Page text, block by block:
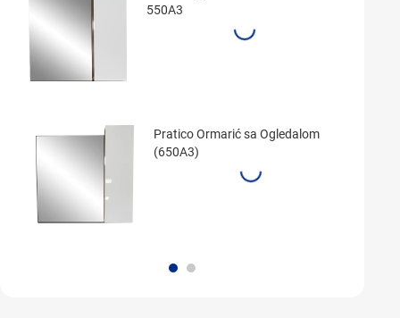
550A3
Pratico Ormarić sa Ogledalom
(650A3)